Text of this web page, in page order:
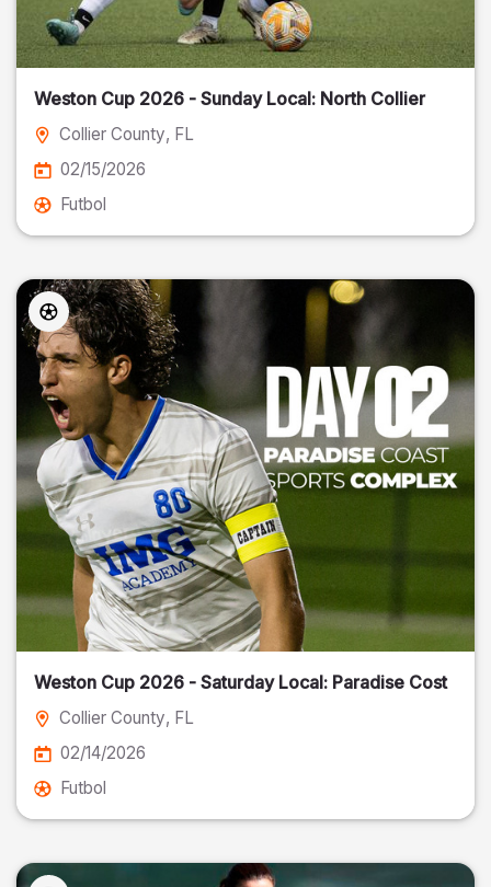
Weston Cup 2026 - Sunday Local: North Collier
Collier County, FL
02/15/2026
Futbol
Weston Cup 2026 - Saturday Local: Paradise Cost
Collier County, FL
02/14/2026
Futbol